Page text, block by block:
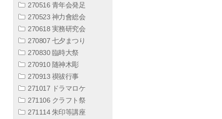
270516 青年会発足
270523 神力會総会
270618 実務研究会
270807 七夕まつり
270830 臨時大祭
270910 随神木彫
270913 禊祓行事
271017 ドラマロケ
271106 クラフト祭
271114 朱印等講座